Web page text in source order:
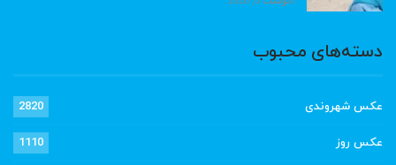
دسته‌های محبوب
عکس شهروندی 2820
عکس روز 1110